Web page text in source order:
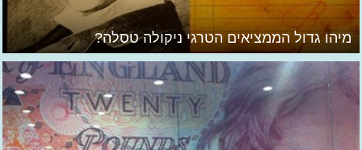
מיהו גדול הממציאים הטרגי ניקולה טסלה?